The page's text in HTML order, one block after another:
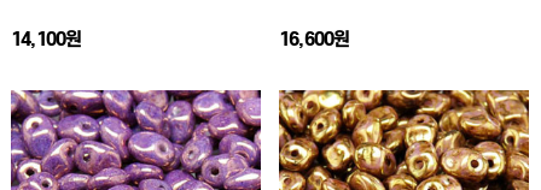
14,100원 16,600원